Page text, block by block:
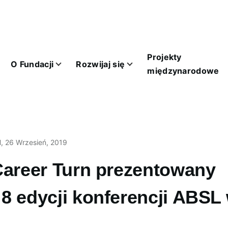
O Fundacji Rozwijaj się
Projekty
międzynarodowe
sub-navigation
Dla biznesu sub-navigationKontakt sub-navigation
, 26 Wrzesień, 2019
Turn prezentowany
edycji konferencji ABSL